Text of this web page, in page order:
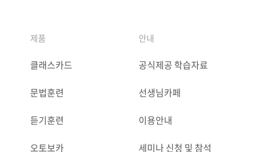
제품
클래스카드
문법훈련
듣기훈련
오토보카
안내
공식제공 학습자료
선생님카페
이용안내
세미나 신청 및 참석